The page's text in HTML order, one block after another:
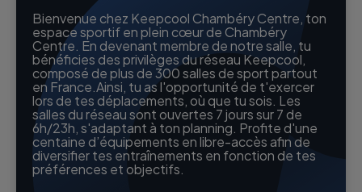
Bienvenue chez Keepcool Chambéry Centre, ton
espace sportif en plein cœur de Chambéry
Centre. En devenant membre de notre salle, tu
bénéficies des privilèges du réseau Keepcool,
composé de plus de 300 salles de sport partout
en France.Ainsi, tu as l'opportunité de t'exercer
lors de tes déplacements, où que tu sois. Les
salles du réseau sont ouvertes 7 jours sur 7 de
6h/23h, s'adaptant à ton planning. Profite d'une
centaine d’équipements en libre-accès afin de
diversifier tes entraînements en fonction de tes
préférences et objectifs.